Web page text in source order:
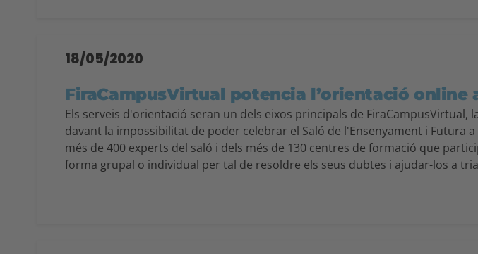
18/05/2020
FiraCampusVirtual potencia l’orientació online
Els serveis d'orientació seran un dels eixos principals de
davant la impossibilitat de poder celebrar el Saló de l'Ensenyament i Futura
més de 400 experts del saló i dels més de 130 centres de formació que
forma grupal o individual per tal de resoldre els seus dubtes i ajudar-los a